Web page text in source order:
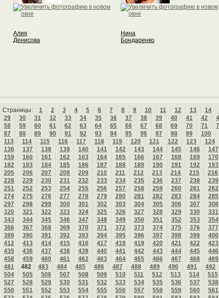
Алия
Денисова
Нина
Бондаренко
Страницы: 1 2 3 4 5 6 7 8 9 10 11 12 13
14
29
30 31 32 33 34 35 36 37 38 39 40 41 42
58
59 60 61 62 63 64 65 66 67 68 69 70 71
87
88 89 90 91 92 93 94 95 96 97 98 99
100
113
114 115 116 117 118 119 120 121 122 123
124
136
137 138 139 140 141 142 143 144 145 146
147
159
160 161 162 163 164 165 166 167 168 169
170
182
183 184 185 186 187 188 189 190 191 192
193
205
206 207 208 209 210 211 212 213 214 215
216
228
229 230 231 232 233 234 235 236 237 238
239
251
252 253 254 255 256 257 258 259 260 261
262
274
275 276 277 278 279 280 281 282 283 284
285
297
298 299 300 301 302 303 304 305 306 307
308
320
321 322 323 324 325 326 327 328 329 330
331
343
344 345 346 347 348 349 350 351 352 353
354
366
367 368 369 370 371 372 373 374 375 376
377
389
390 391 392 393 394 395 396 397 398 399
400
412
413 414 415 416 417 418 419 420 421 422
423
435
436 437 438 439 440 441 442 443 444 445
446
458
459 460 461 462 463 464 465 466 467 468
469
481
482 483 484 485 486 487 488 489 490 491
492
504
505 506 507 508 509 510 511 512 513 514
515
527
528 529 530 531 532 533 534 535 536 537
538
550
551 552 553 554 555 556 557 558 559 560
561